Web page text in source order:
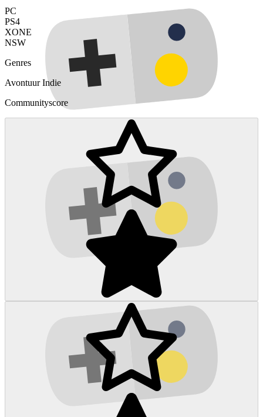
PC
PS4
XONE
NSW
Genres
Avontuur Indie
Communityscore